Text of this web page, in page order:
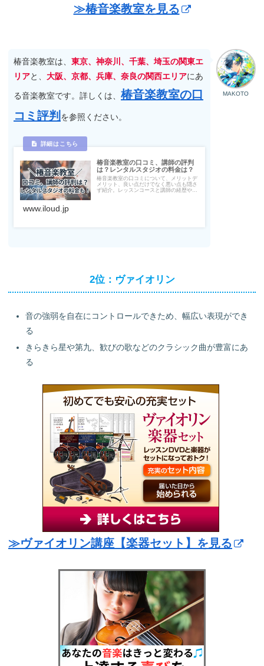
≫椿音楽教室を見る
MAKOTO
椿音楽教室は、 東京、神奈川、千葉、埼玉の関東エ
リアと、 大阪、京都、兵庫、奈良の関西エリアにあ
る音楽教室です。詳しくは、 椿音楽教室の口
コミ評判 を参照ください。
椿音楽教室の口コミ、講師の評判
は？レンタルスタジオの料金は？
椿音楽教室の口コミについて、メリットデ
メリット、良い点だけでなく悪い点も隠さ
ず紹介。レッスンコースと講師の経歴や評
www.iloud.jp
2位：ヴァイオリン
音の強弱を自在にコントロールできため、幅広い表現ができ
る
きらきら星や第九、歓びの歌などのクラシック曲が豊富にあ
る
≫ヴァイオリン講座【楽器セット】を見る